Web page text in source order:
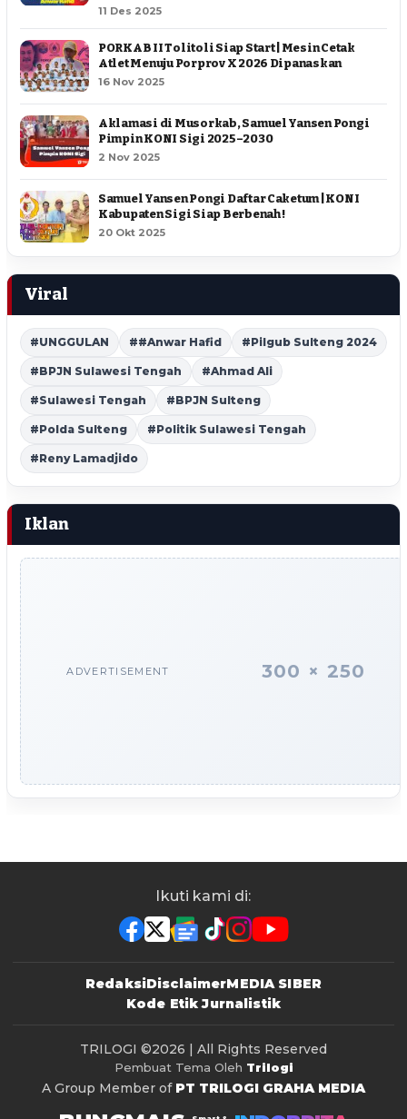
11 Des 2025
PORKAB II Tolitoli Siap Start | Mesin Cetak
Atlet Menuju Porprov X 2026 Dipanaskan
16 Nov 2025
Aklamasi di Musorkab, Samuel Yansen Pongi
Pimpin KONI Sigi 2025–2030
2 Nov 2025
Samuel Yansen Pongi Daftar Caketum | KONI
Kabupaten Sigi Siap Berbenah !
20 Okt 2025
Viral
#UNGGULAN ##Anwar Hafid #Pilgub Sulteng 2024
#BPJN Sulawesi Tengah #Ahmad Ali
#Sulawesi Tengah #BPJN Sulteng
#Polda Sulteng #Politik Sulawesi Tengah
#Reny Lamadjido
Iklan
ADVERTISEMENT 300 × 250
Ikuti kami di:
RedaksiDisclaimerMEDIA SIBER
Kode Etik Jurnalistik
TRILOGI ©2026 | All Rights Reserved
Pembuat Tema Oleh Trilogi
A Group Member of PT TRILOGI GRAHA MEDIA